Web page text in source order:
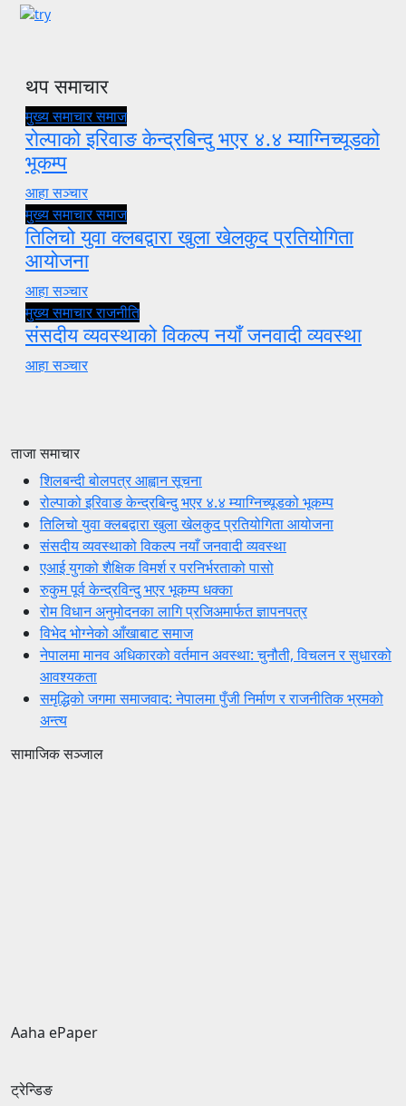
थप समाचार
मुख्य समाचारसमाज
रोल्पाको इरिवाङ केन्द्रबिन्दु भएर ४.४ म्याग्निच्यूडको
भूकम्प
आहा सञ्चार
मुख्य समाचारसमाज
तिलिचो युवा क्लबद्वारा खुला खेलकुद प्रतियोगिता
आयोजना
आहा सञ्चार
मुख्य समाचारराजनीति
संसदीय व्यवस्थाको विकल्प नयाँ जनवादी व्यवस्था
आहा सञ्चार
ताजा समाचार
शिलबन्दी बोलपत्र आह्वान सूचना
रोल्पाको इरिवाङ केन्द्रबिन्दु भएर ४.४ म्याग्निच्यूडको भूकम्प
तिलिचो युवा क्लबद्वारा खुला खेलकुद प्रतियोगिता आयोजना
संसदीय व्यवस्थाको विकल्प नयाँ जनवादी व्यवस्था
एआई युगको शैक्षिक विमर्श र परनिर्भरताको पासो
रुकुम पूर्व केन्द्रविन्दु भएर भूकम्प धक्का
रोम विधान अनुमोदनका लागि प्रजिअमार्फत ज्ञापनपत्र
विभेद भोग्नेको आँखाबाट समाज
नेपालमा मानव अधिकारको वर्तमान अवस्था: चुनौती, विचलन र सुधारको
आवश्यकता
समृद्धिको जगमा समाजवाद: नेपालमा पुँजी निर्माण र राजनीतिक भ्रमको
अन्त्य
सामाजिक सञ्जाल
Aaha ePaper
ट्रेन्डिङ